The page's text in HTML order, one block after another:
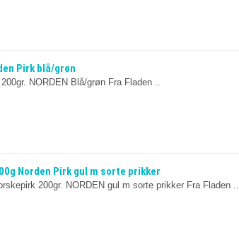
Pirk blå/grøn
NORDEN Blå/grøn Fra Fladen ..
Norden Pirk gul m sorte prikker
200gr. NORDEN gul m sorte prikker Fra Fladen ..